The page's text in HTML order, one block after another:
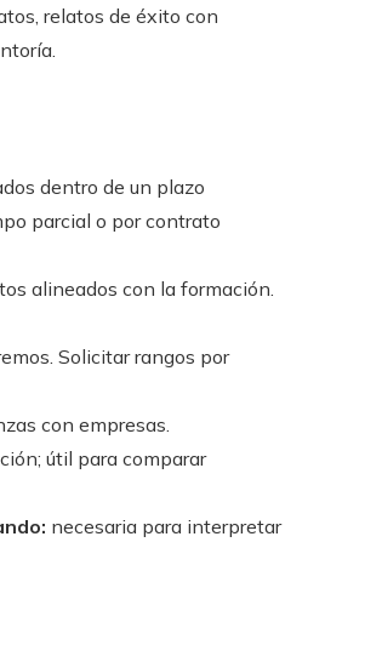
relatos de éxito con
dentro de un plazo
parcial o por contrato
alineados con la formación.
Solicitar rangos por
con empresas.
útil para comparar
necesaria para interpretar